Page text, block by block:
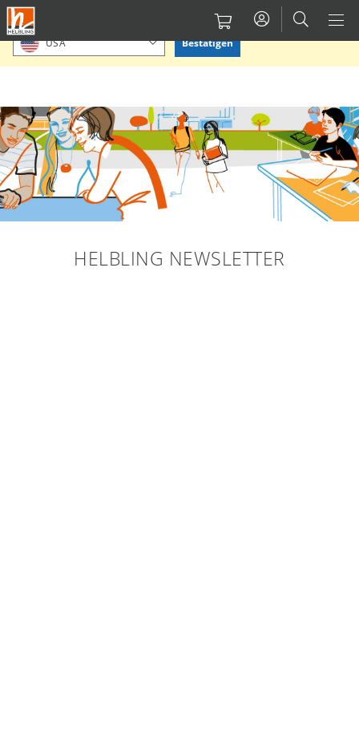
Direkt
zum
Inhalt
Bitte Standort bestätigen oder einen anderen auswählen.
USA Bestätigen
HELBLING NEWSLETTER